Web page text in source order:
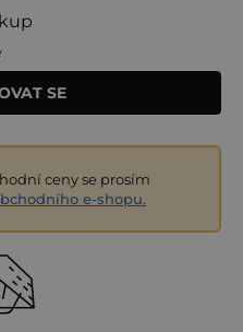
SE
ceny se prosím
e-shopu.